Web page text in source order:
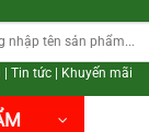
Tin tức| Khuyến mãi